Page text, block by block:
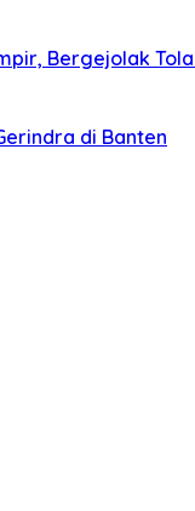
Bergejolak
di Banten